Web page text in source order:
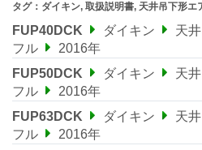
タグ： ダイキン, 取扱説明書, 天井吊下形エ
FUP40DCK ダイキン 天
フル
2016年
FUP50DCK
ダイキン 天
フル
2016年
FUP63DCK
ダイキン 天
フル
2016年